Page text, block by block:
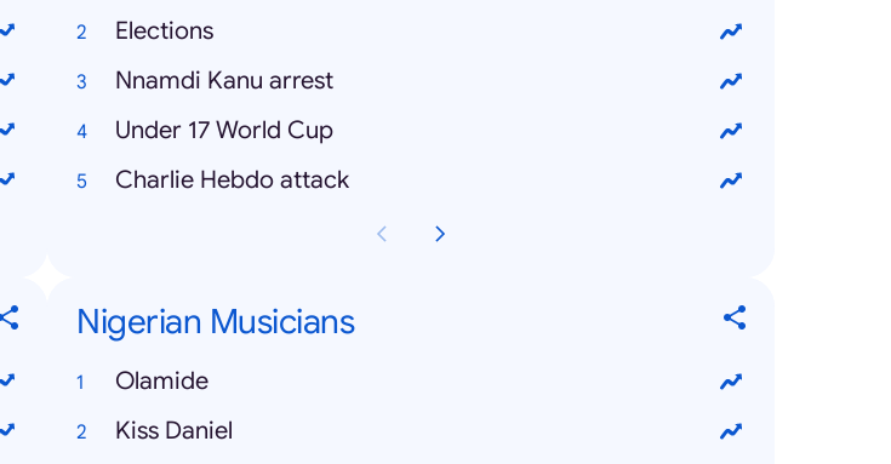
Elections
Nnamdi Kanu arrest
Under 17 World Cup
Charlie Hebdo attack
Nigerian Musicians
Olamide
Kiss Daniel